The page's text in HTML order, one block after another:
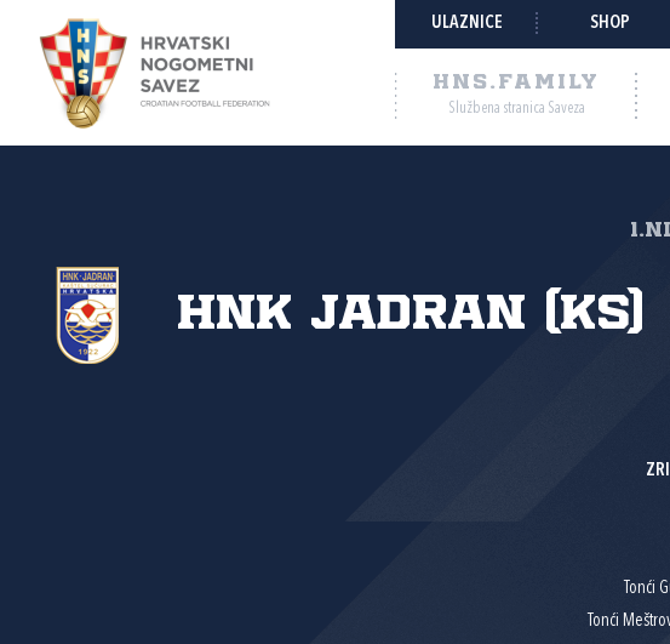
ULAZNICE SHOP
HNS.FAMILY
Službena stranica Saveza
HNK Jadran (KS)
Tonći
Tonći